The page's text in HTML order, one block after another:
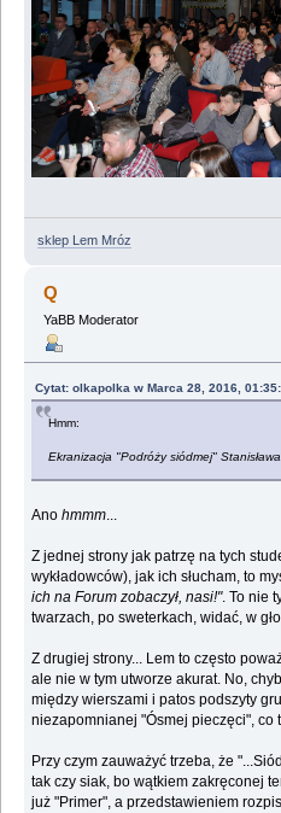
sklep Lem Mróz
Q
YaBB Moderator
Cytat: olkapolka w Marca 28, 2016,
Hmm:
Ekranizacja "Podróży siódmej"
Anohmmm...
Z jednej strony jak patrzę na tych
wykładowców), jak ich słucham, to
ich na Forum zobaczył, nasi!". To nie
twarzach, po sweterkach, widać, w
Z drugiej strony... Lem to często
ale nie w tym utworze akurat. No,
między wierszami i patos podszyty
niezapomnianej "Ósmej pieczęci", co
Przy czym zauważyć trzeba, że
tak czy siak, bo wątkiem zakręconej
już "Primer", a przedstawieniem